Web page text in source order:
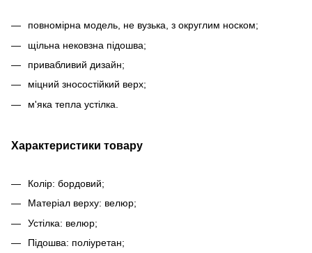
повномірна модель, не вузька, з округлим носком;
щільна нековзна підошва;
привабливий дизайн;
міцний зносостійкий верх;
м'яка тепла устілка.
Характеристики товару
Колір: бордовий;
Матеріал верху: велюр;
Устілка: велюр;
Підошва: поліуретан;